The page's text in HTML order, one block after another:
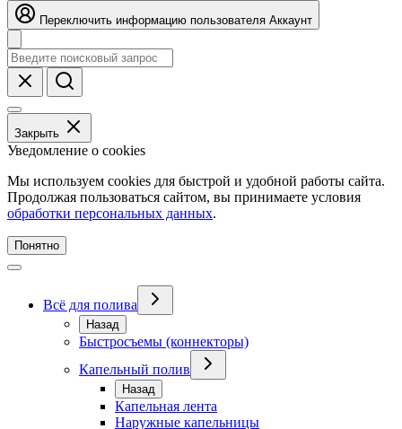
Переключить информацию пользователя Аккаунт
Закрыть
Уведомление о cookies
Мы используем cookies для быстрой и удобной работы сайта.
Продолжая пользоваться сайтом, вы принимаете условия
обработки персональных данных.
Понятно
Всё для полива
Назад
Быстросъемы (коннекторы)
Капельный полив
Назад
Капельная лента
Наружные капельницы